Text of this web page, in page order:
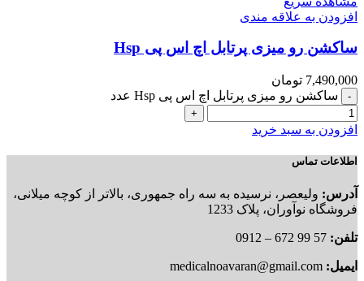
افزودن به علاقه مندی
ساکشن رو میزی پرتابل اچ اس پی Hsp
7,490,000 تومان
ساکشن رو میزی پرتابل اچ اس پی Hsp عدد
افزودن به سبد خرید
اطلاعات تماس
آدرس: ولیعصر، نرسیده به سه راه جمهوری، بالاتر از کوچه میلانی،
فروشگاه نوآوران، پلاک 1233
تلفن: 57 99 672 – 0912
ایمیل: